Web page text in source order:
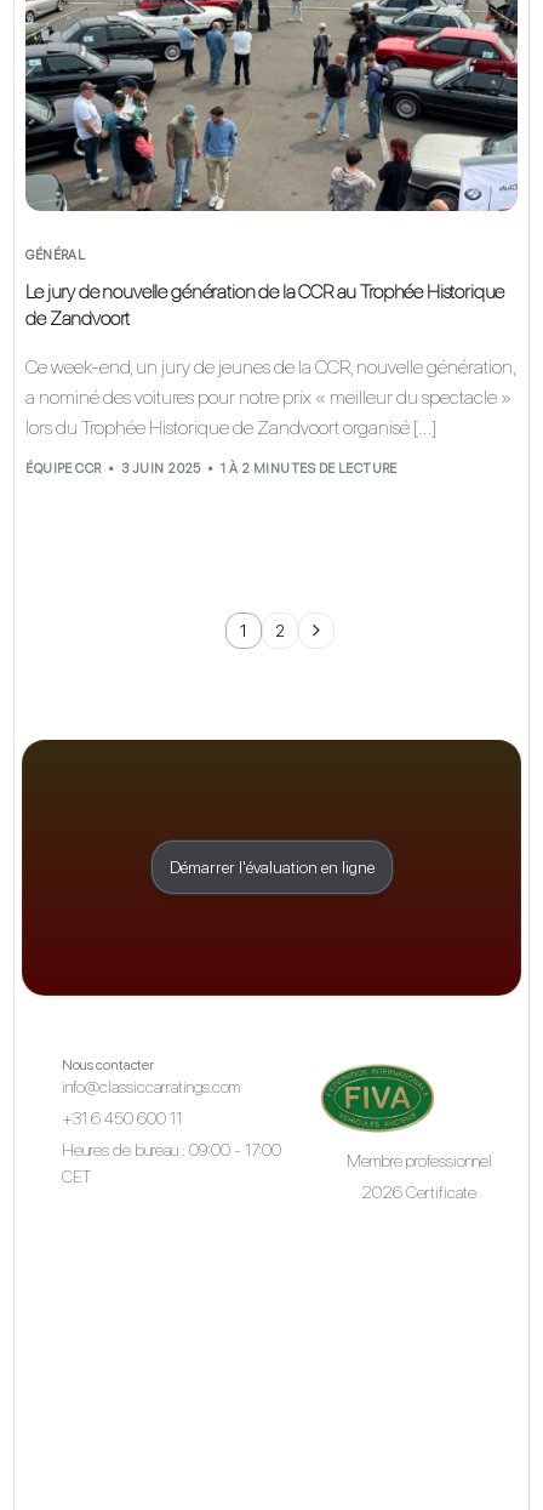
GÉNÉRAL
Le jury de nouvelle génération de la CCR au Trophée Historique
de Zandvoort
Ce week-end, un jury de jeunes de la CCR, nouvelle génération,
a nominé des voitures pour notre prix « meilleur du spectacle »
lors du Trophée Historique de Zandvoort organisé […]
ÉQUIPE CCR 3 JUIN 2025 1 À 2 MINUTES DE LECTURE
1 2
Démarrer l'évaluation en ligne
Nous contacter
info@classiccarratings.com
+31 6 450 600 11
Heures de bureau : 09:00 - 17:00
CET
Membre professionnel
2026 Certificate